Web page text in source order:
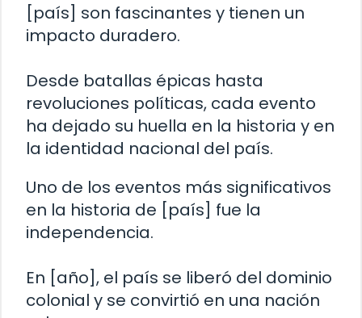
[país] son fascinantes y tienen un
impacto duradero.
Desde batallas épicas hasta
revoluciones políticas, cada evento
ha dejado su huella en la historia y en
la identidad nacional del país.
Uno de los eventos más significativos
en la historia de [país] fue la
independencia.
En [año], el país se liberó del dominio
colonial y se convirtió en una nación